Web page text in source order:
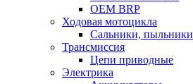
OEM BRP
Ходовая мотоцикла
Сальники, пыльники
Трансмиссия
Цепи приводные
Электрика